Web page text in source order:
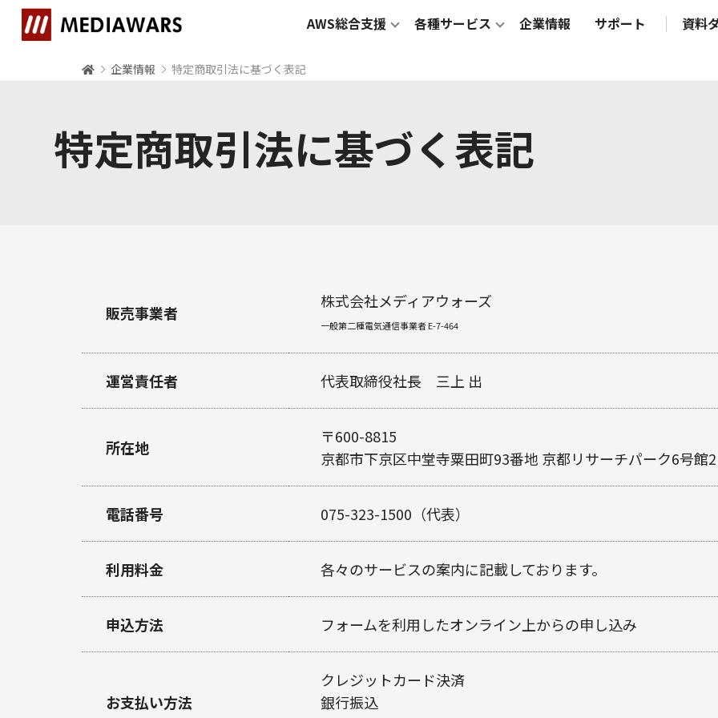
AWS総合支援 各種サービス 企業情報 サポート 資料
企業情報 特定商取引法に基づく表記
特定商取引法に基づく表記
販売事業者
株式会社メディアウォーズ
一般第二種電気通信事業者 E-7-464
運営責任者 代表取締役社長 三上 出
所在地
〒600-8815
京都市下京区中堂寺粟田町93番地 京都リサーチパーク6号館
電話番号 075-323-1500（代表）
利用料金 各々のサービスの案内に記載しております。
申込方法 フォームを利用したオンライン上からの申し込み
お支払い方法
クレジットカード決済
銀行振込